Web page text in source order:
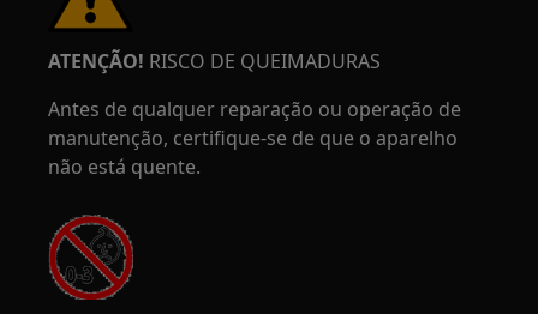
ATENÇÃO! RISCO DE QUEIMADURAS
Antes de qualquer reparação ou operação de
manutenção, certifique-se de que o aparelho
não está quente.